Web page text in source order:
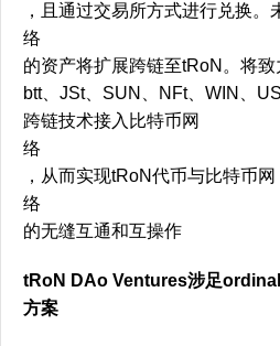
，且通过交易所方式进行兑换。
络
的资产将扩展跨链至tRoN。将致
btt、JSt、SUN、NFt、WIN、
跨链技术接入比特币网
络
，从而实现tRoN代币与比特币网
络
的无缝互通和互操作
tRoN DAo Ventures涉足
方案